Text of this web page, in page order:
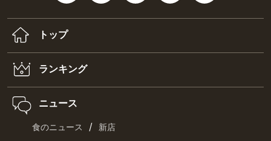
トップ
ランキング
ニュース
食のニュース / 新店